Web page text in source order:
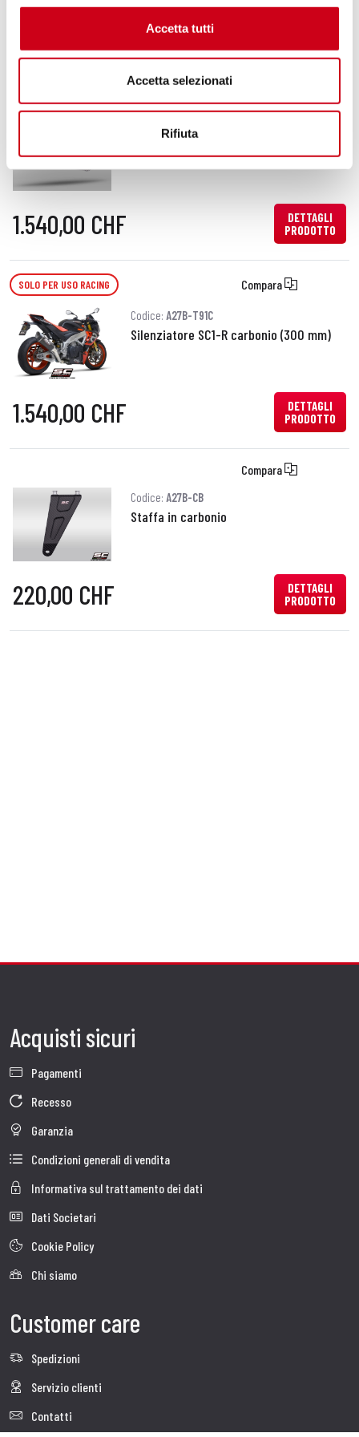
Accetta tutti
Accetta selezionati
Rifiuta
Codice:A27B-T91T
1.540,00 CHF
DETTAGLI
PRODOTTO
SOLO PER USO RACING Compara
Codice: A27B-T91C
Silenziatore SC1-R carbonio (300 mm)
1.540,00 CHF
DETTAGLI
PRODOTTO
Compara
Codice: A27B-CB
Staffa in carbonio
220,00 CHF
DETTAGLI
PRODOTTO
Acquisti sicuri
Pagamenti
Recesso
Garanzia
Condizioni generali di vendita
Informativa sul trattamento dei dati
Dati Societari
Cookie Policy
Chi siamo
Customer care
Spedizioni
Servizio clienti
Contatti